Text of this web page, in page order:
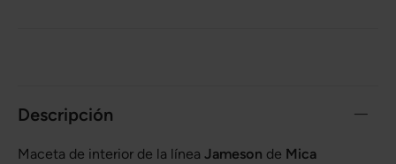
Descripción
Maceta de interior de la línea Jameson de Mica